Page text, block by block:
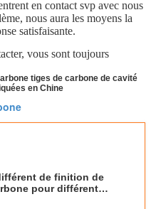
en contact svp avec nous
nous aura les moyens la
satisfaisante.
vous sont toujours
tiges de carbone de cavité
en Chine
de finition de
pour différentes